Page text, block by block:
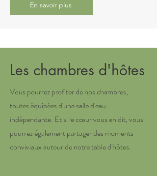
En savoir plus
Les chambres d'hôtes
Vous pourrez profiter de nos chambres,
toutes équipées d'une salle d'eau
indépendante. Et si le cœur vous en dit, vous
pourrez également partager des moments
conviviaux autour de notre table d'hôtes.